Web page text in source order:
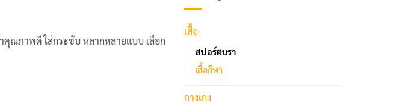
คุณภาพดี ใส่กระชับ หลากหลายแบบ เลือก
เสื้อ
สปอร์ตบรา
เสื้อกีฬา
กางเกง